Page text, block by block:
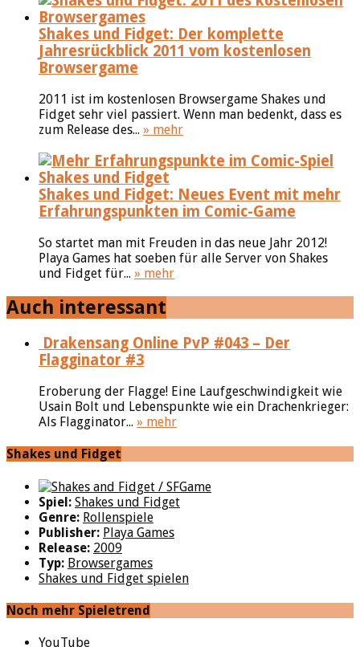
Shakes und Fidget: Der komplette
Jahresrückblick 2011 vom kostenlosen
Browsergame
2011 ist im kostenlosen Browsergame Shakes und
Fidget sehr viel passiert. Wenn man bedenkt, dass es
zum Release des... » mehr
Shakes und Fidget: Neues Event mit mehr
Erfahrungspunkten im Comic-Game
So startet man mit Freuden in das neue Jahr 2012!
Playa Games hat soeben für alle Server von Shakes
und Fidget für... » mehr
Auch interessant
Drakensang Online PvP #043 – Der
Flagginator #3
Eroberung der Flagge! Eine Laufgeschwindigkeit wie
Usain Bolt und Lebenspunkte wie ein Drachenkrieger:
Als Flagginator... » mehr
Shakes und Fidget
Spiel: Shakes und Fidget
Genre: Rollenspiele
Publisher: Playa Games
Release: 2009
Typ: Browsergames
Shakes und Fidget spielen
Noch mehr Spieletrend
YouTube